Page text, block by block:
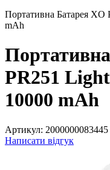
Портативна Батарея XO
mAh
PR251
10000 mAh
Артикул: 2000000083445
Написати відгук